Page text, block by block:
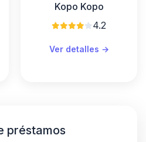
Kopo Kopo
4.2
Ver detalles →
préstamos